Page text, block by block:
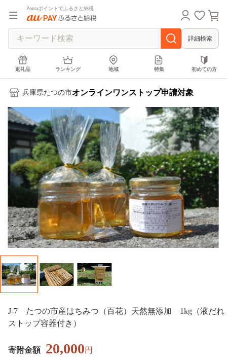
Pontaポイントでふるさと納税
詳細検索
返礼品 ランキング 地域 特集 初めての方
兵庫県たつの市オンラインワンストップ申請対象
J-7 たつの市産はちみつ（百花）天然無添加 1kg（液だれ
ストップ容器付き）
寄附金額 20,000円